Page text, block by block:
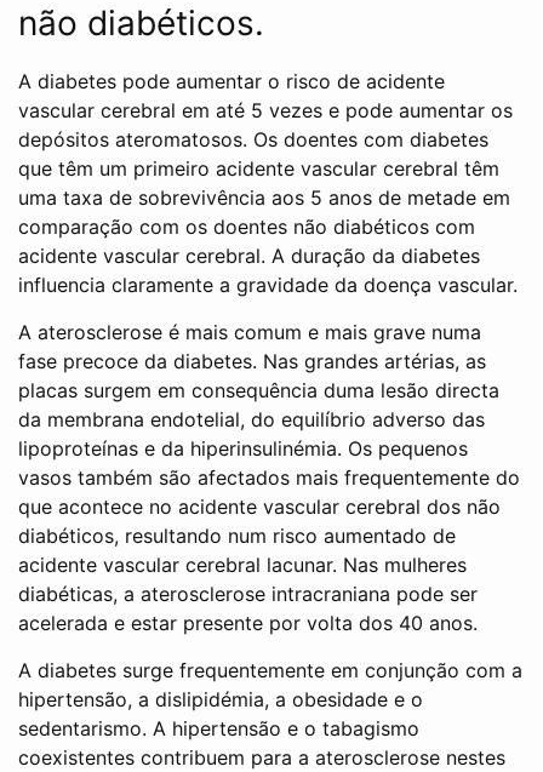
não diabéticos.
A diabetes pode aumentar o risco de acidente
vascular cerebral em até 5 vezes e pode aumentar os
depósitos ateromatosos. Os doentes com diabetes
que têm um primeiro acidente vascular cerebral têm
uma taxa de sobrevivência aos 5 anos de metade em
comparação com os doentes não diabéticos com
acidente vascular cerebral. A duração da diabetes
influencia claramente a gravidade da doença vascular.
A aterosclerose é mais comum e mais grave numa
fase precoce da diabetes. Nas grandes artérias, as
placas surgem em consequência duma lesão directa
da membrana endotelial, do equilíbrio adverso das
lipoproteínas e da hiperinsulinémia. Os pequenos
vasos também são afectados mais frequentemente do
que acontece no acidente vascular cerebral dos não
diabéticos, resultando num risco aumentado de
acidente vascular cerebral lacunar. Nas mulheres
diabéticas, a aterosclerose intracraniana pode ser
acelerada e estar presente por volta dos 40 anos.
A diabetes surge frequentemente em conjunção com a
hipertensão, a dislipidémia, a obesidade e o
sedentarismo. A hipertensão e o tabagismo
coexistentes contribuem para a aterosclerose nestes